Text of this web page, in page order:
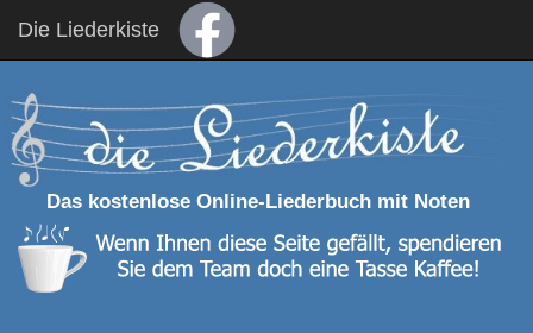
Die Liederkiste
Das kostenlose Online-Liederbuch mit Noten